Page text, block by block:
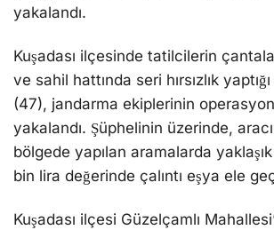
yakalandı.
Kuşadası ilçesinde tatilcilerin
ve sahil hattında seri hırsızlık
(47), jandarma ekiplerinin
yakalandı. Şüphelinin üzerinde,
bölgede yapılan aramalarda
bin lira değerinde çalıntı eşya ele
Kuşadası ilçesi Güzelçamlı